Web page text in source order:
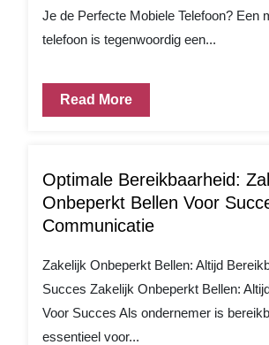
Je de Perfecte Mobiele Telefoon? Een
telefoon is tegenwoordig een...
Read More
Optimale Bereikbaarheid:
Onbeperkt Bellen Voor
Communicatie
Zakelijk Onbeperkt Bellen: Altijd
Succes Zakelijk Onbeperkt Bellen:
Voor Succes Als ondernemer is
essentieel voor...